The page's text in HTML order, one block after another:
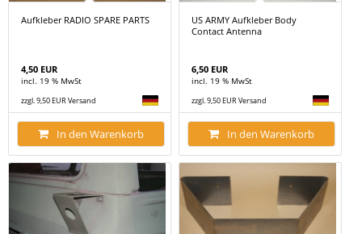
Aufkleber RADIO SPARE PARTS
4,50 EUR
incl. 19 % MwSt
zzgl. 9,50 EUR Versand
In den Warenkorb
US ARMY Aufkleber Body
Contact Antenna
6,50 EUR
incl. 19 % MwSt
zzgl. 9,50 EUR Versand
In den Warenkorb